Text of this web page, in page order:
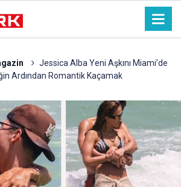
Jessica Alba Yeni Aşkını Miami’de
Ardından Romantik Kaçamak